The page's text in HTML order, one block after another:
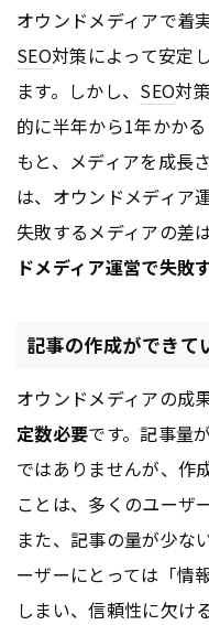
オウンドメディアで着
SEO対策によって安定
ます。しかし、 SEO対
的に半年から1年かか
もと、メディアを成長
は、オウンドメディア
失敗するメディアの差
ドメディア運営で失敗
記事の作成ができて
オウンドメディアの成
定数必要です。記事量
ではありませんが、作
ことは、多くのユーザ
また、記事の量が少な
ーザーにとっては「情
しまい、信頼性に欠け